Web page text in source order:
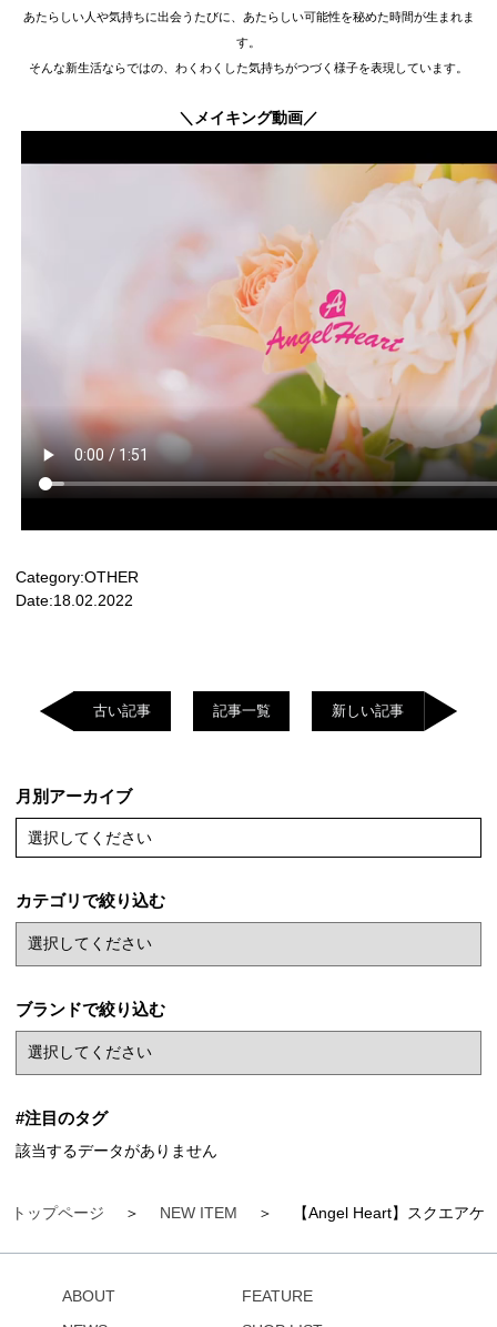
トップページ NEW ITEM 【Angel Heart】スクエアケ
あたらしい人や気持ちに出会うたびに、あたらしい可能性を秘めた時間が生まれま
す。
そんな新生活ならではの、わくわくした気持ちがつづく様子を表現しています。
＼メイキング動画／
Category:OTHER
Date:18.02.2022
古い記事 記事一覧 新しい記事
月別アーカイブ
選択してください
カテゴリで絞り込む
ブランドで絞り込む
#注目のタグ
該当するデータがありません
ABOUT
FEATURE